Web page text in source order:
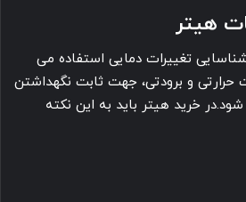
هیتر
تغییرات دمایی استفاده می
حرارتی و برودتی، جهت ثابت نگهداشتن
خرید هیتر باید به این نکته